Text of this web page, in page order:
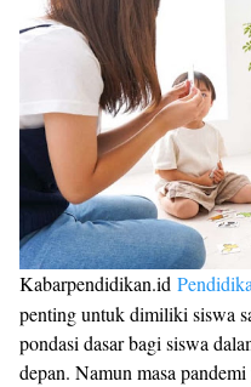
Kabarpendidikan.id
penting untuk dimiliki siswa
pondasi dasar bagi siswa
depan. Namun masa